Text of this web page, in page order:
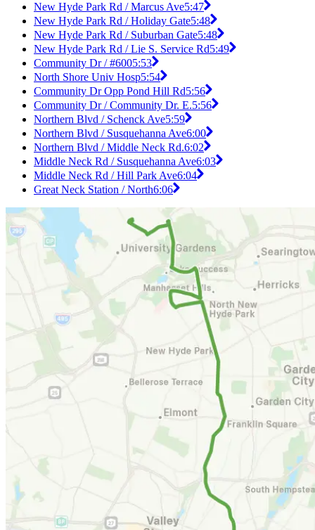
New Hyde Park Rd / Marcus Ave5:47
New Hyde Park Rd / Holiday Gate5:48
New Hyde Park Rd / Suburban Gate5:48
New Hyde Park Rd / Lie S. Service Rd5:49
Community Dr / #6005:53
North Shore Univ Hosp5:54
Community Dr Opp Pond Hill Rd5:56
Community Dr / Community Dr. E.5:56
Northern Blvd / Schenck Ave5:59
Northern Blvd / Susquehanna Ave6:00
Northern Blvd / Middle Neck Rd.6:02
Middle Neck Rd / Susquehanna Ave6:03
Middle Neck Rd / Hill Park Ave6:04
Great Neck Station / North6:06